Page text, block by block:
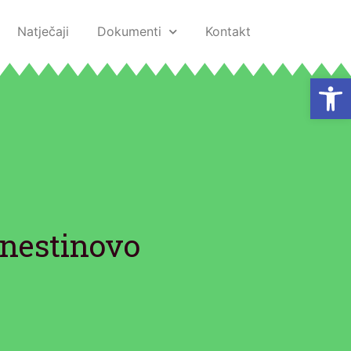
Natječaji Dokumenti Kontakt